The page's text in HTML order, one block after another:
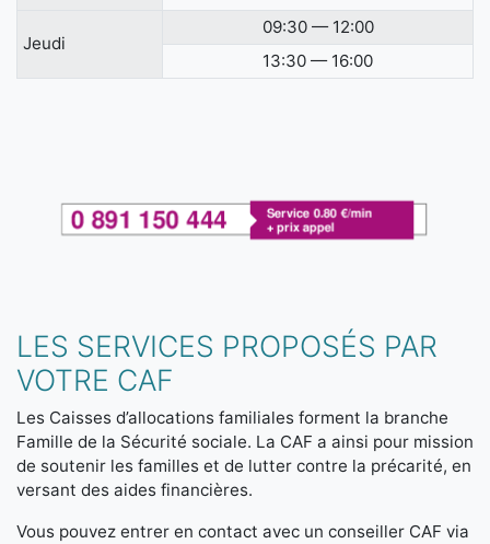
Jeudi
09:30 — 12:00
13:30 — 16:00
LES SERVICES PROPOSÉS PAR
VOTRE CAF
Les Caisses d’allocations familiales forment la branche
Famille de la Sécurité sociale. La CAF a ainsi pour mission
de soutenir les familles et de lutter contre la précarité, en
versant des aides financières.
Vous pouvez entrer en contact avec un conseiller CAF via